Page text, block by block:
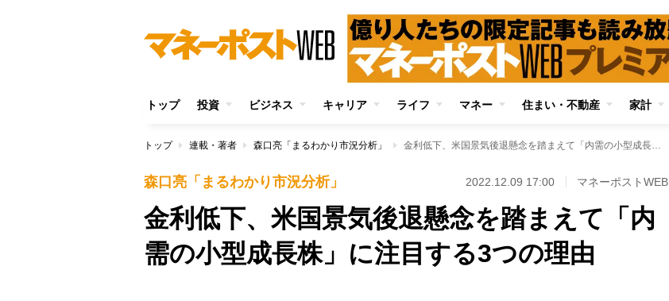
トップ 投資 ビジネス キャリア ライフ マネー 住まい・不動産 家計
トップ 連載・著者 森口亮「まるわかり市況分析」 金利低下、米国景気後退懸念を踏まえて「内需の小型成長株」に注目する3つの理由
森口亮「まるわかり市況分析」 2022.12.09 17:00 マネーポストWEB
金利低下、米国景気後退懸念を踏まえて「内
需の小型成長株」に注目する3つの理由